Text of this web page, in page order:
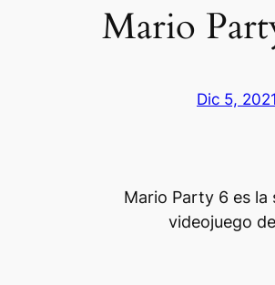
Mario
Dic 5, 2021
Mario Party 6 es
videojuego